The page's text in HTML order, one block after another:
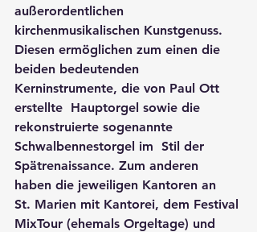
außerordentlichen
kirchenmusikalischen Kunstgenuss.
Diesen ermöglichen zum einen die
beiden bedeutenden
Kerninstrumente, die von Paul Ott
erstellte  Hauptorgel sowie die
rekonstruierte sogenannte
Schwalbennestorgel im  Stil der
Spätrenaissance. Zum anderen
haben die jeweiligen Kantoren an
St. Marien mit Kantorei, dem Festival
MixTour (ehemals Orgeltage) und